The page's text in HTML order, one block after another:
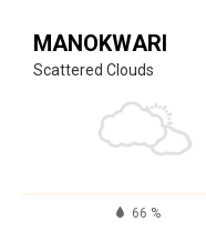
MANOKWARI
Scattered Clouds
66 %